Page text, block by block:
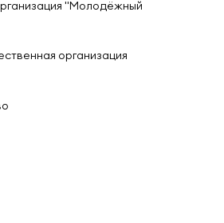
"Молодёжный
организация